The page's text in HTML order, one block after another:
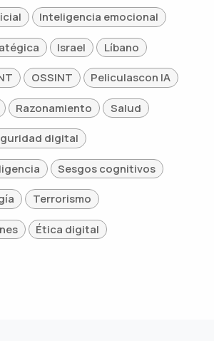
Inteligencia emocional
Israel Líbano
OSSINT Peliculascon IA
Razonamiento Salud
digital
Sesgos cognitivos
Terrorismo
Ética digital